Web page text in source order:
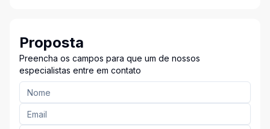
Proposta
Preencha os campos para que um de nossos
especialistas entre em contato